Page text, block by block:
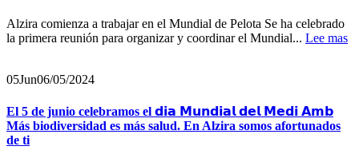
Alzira comienza a trabajar en el Mundial de Pelota Se ha celebrado
la primera reunión para organizar y coordinar el Mundial... Lee mas
05Jun06/05/2024
El 5 de junio celebramos el 𝗱𝗶𝗮 𝗠𝘂𝗻𝗱𝗶𝗮𝗹 𝗱𝗲𝗹 𝗠𝗲𝗱𝗶 𝗔𝗺𝗯
Más biodiversidad es más salud. En Alzira somos afortunados
de ti